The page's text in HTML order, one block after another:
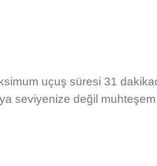
uçuş süresi 31
seviyenize değil